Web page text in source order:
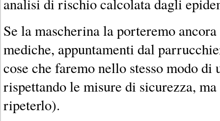
analisi di rischio calcolata dagli
Se la mascherina la porteremo
mediche, appuntamenti dal
cose che faremo nello stesso modo di
rispettando le misure di sicurezza,
ripeterlo).